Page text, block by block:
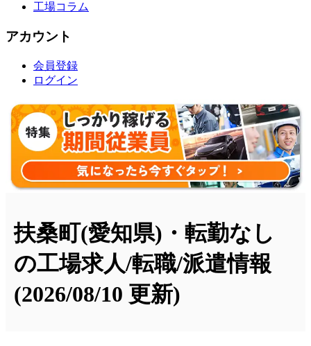
工場コラム
アカウント
会員登録
ログイン
扶桑町(愛知県)・転勤なし
の工場求人/転職/派遣情報
(2026/08/10 更新)